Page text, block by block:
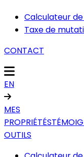
Calculateur
Taxe de
CONTACT
EN
MES
PROPRIÉTÉS
OUTILS